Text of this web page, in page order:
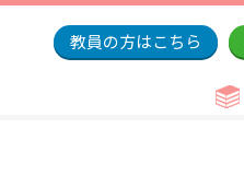
教員の方はこちら